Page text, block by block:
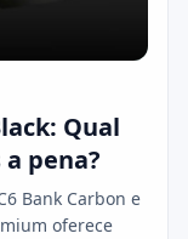
Qual
pena?
Bank Carbon e
oferece